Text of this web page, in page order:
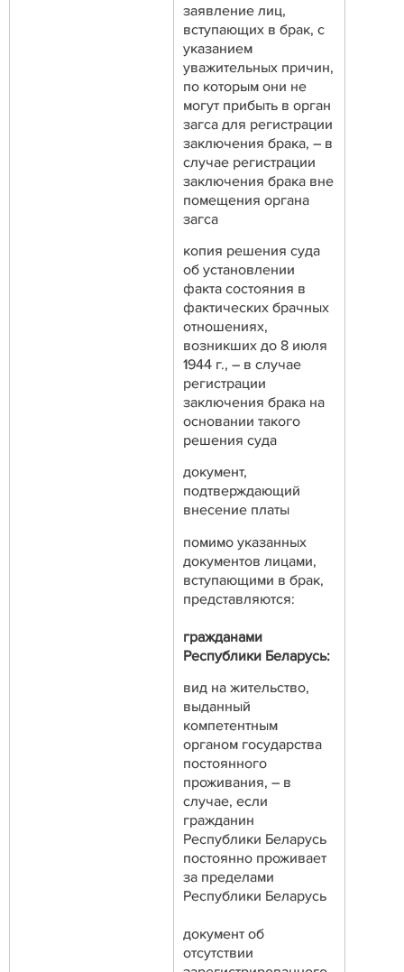
заявление лиц,
вступающих в брак, с
указанием
уважительных причин,
по которым они не
могут прибыть в орган
загса для регистрации
заключения брака, – в
случае регистрации
заключения брака вне
помещения органа
загса
копия решения суда
об установлении
факта состояния в
фактических брачных
отношениях,
возникших до 8 июля
1944 г., – в случае
регистрации
заключения брака на
основании такого
решения суда
документ,
подтверждающий
внесение платы
помимо указанных
документов лицами,
вступающими в брак,
представляются:
гражданами
Республики Беларусь:
вид на жительство,
выданный
компетентным
органом государства
постоянного
проживания, – в
случае, если
гражданин
Республики Беларусь
постоянно проживает
за пределами
Республики Беларусь
документ об
отсутствии